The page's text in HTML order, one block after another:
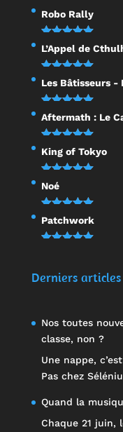
Robo Rally
Note
5.00
sur 5
L’Appel de
Note5.00
sur 5
Les Bâtisseurs -
Note
5.00
sur 5
Aftermath : Le
Note
5.00
sur 5
King of Tokyo
Note
sur 5
Noé
Note5.00
sur 5
Patchwork
Derniers articles
Nos toutes
classe, non ?
Une nappe,
Pas chez
Quand la
Chaque 21 juin,